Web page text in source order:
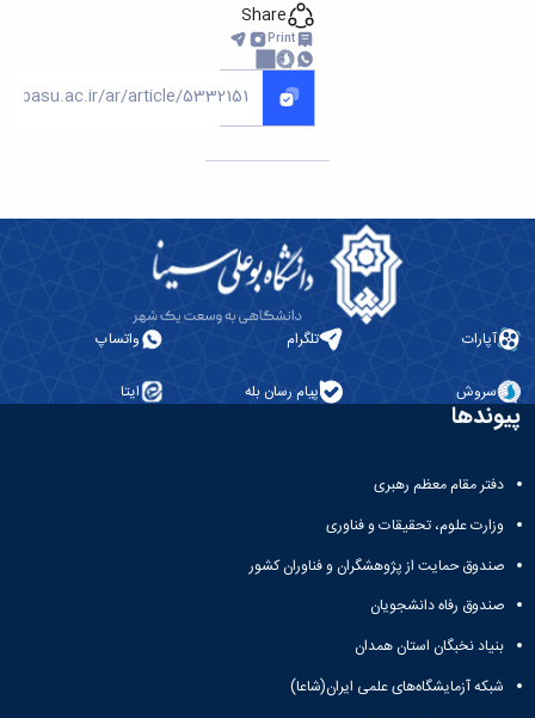
Share
Print
آپارات تلگرام واتساپ
سروش پیام رسان بله ایتا
پیوندها
دفتر مقام معظم رهبری
وزارت علوم، تحقیقات و فناوری
صندوق حمایت از پژوهشگران و فناوران کشور
صندوق رفاه دانشجویان
بنیاد نخبگان استان همدان
شبکه آزمایشگاه‌های علمی ایران(شاعا)